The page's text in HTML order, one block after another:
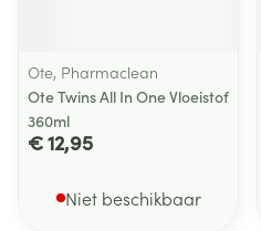
Ote, Pharmaclean
Ote Twins All In One Vloeistof
360ml
€ 12,95
Niet beschikbaar